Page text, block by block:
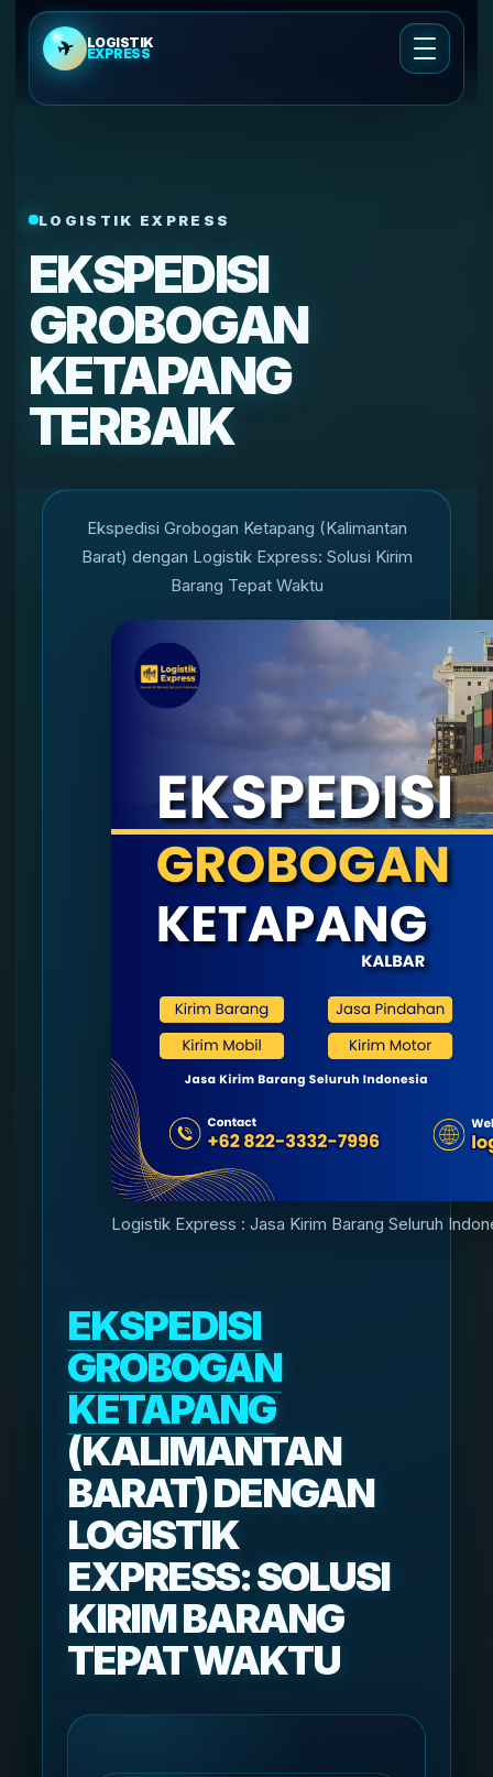
✈ LOGISTIK
EXPRESS
Cek Ongkir
Layanan Pengiriman
Tentang Kami
LOGISTIK EXPRESS
EKSPEDISI
GROBOGAN
KETAPANG
TERBAIK
Ekspedisi Grobogan Ketapang (Kalimantan
Barat) dengan Logistik Express: Solusi Kirim
Barang Tepat Waktu
Logistik Express : Jasa Kirim Barang Seluruh
EKSPEDISI
GROBOGAN
KETAPANG
(KALIMANTAN
BARAT) DENGAN
LOGISTIK
EXPRESS: SOLUSI
KIRIM BARANG
TEPAT WAKTU